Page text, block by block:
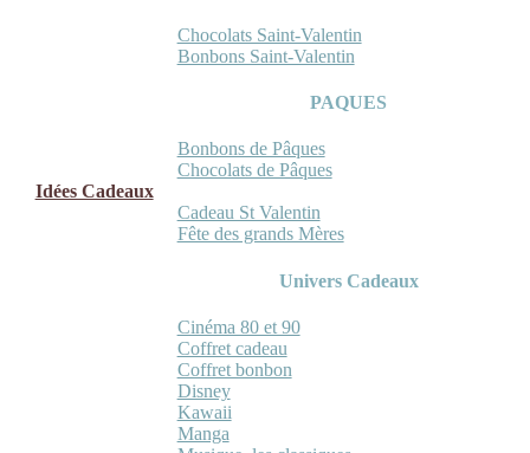
Chocolats Saint-Valentin
Bonbons Saint-Valentin
PAQUES
Bonbons de Pâques
Chocolats de Pâques
Idées Cadeaux
Cadeau St Valentin
Fête des grands Mères
Univers Cadeaux
Cinéma 80 et 90
Coffret cadeau
Coffret bonbon
Disney
Kawaii
Manga